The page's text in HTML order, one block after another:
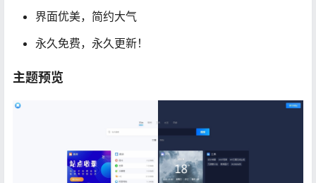
界面优美，简约大气
永久免费，永久更新！
主题预览